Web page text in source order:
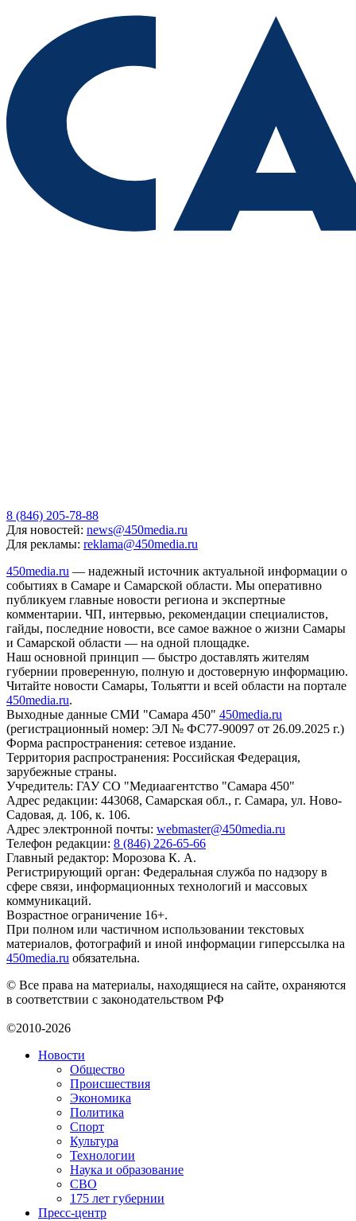
8 (846) 205-78-88
Для новостей: news@450media.ru
Для рекламы: reklama@450media.ru
450media.ru — надежный источник актуальной информации о
событиях в Самаре и Самарской области. Мы оперативно
публикуем главные новости региона и экспертные
комментарии. ЧП, интервью, рекомендации специалистов,
гайды, последние новости, все самое важное о жизни Самары
и Самарской области — на одной площадке.
Наш основной принцип — быстро доставлять жителям
губернии проверенную, полную и достоверную информацию.
Читайте новости Самары, Тольятти и всей области на портале
450media.ru.
Выходные данные СМИ "Самара 450" 450media.ru
(регистрационный номер: ЭЛ № ФС77-90097 от 26.09.2025 г.)
Форма распространения: сетевое издание.
Территория распространения: Российская Федерация,
зарубежные страны.
Учредитель: ГАУ СО "Медиаагентство "Самара 450"
Адрес редакции: 443068, Самарская обл., г. Самара, ул. Ново-
Садовая, д. 106, к. 106.
Адрес электронной почты: webmaster@450media.ru
Телефон редакции: 8 (846) 226-65-66
Главный редактор: Морозова К. А.
Регистрирующий орган: Федеральная служба по надзору в
сфере связи, информационных технологий и массовых
коммуникаций.
Возрастное ограничение 16+.
При полном или частичном использовании текстовых
материалов, фотографий и иной информации гиперссылка на
450media.ru обязательна.
© Все права на материалы, находящиеся на сайте, охраняются
в соответствии с законодательством РФ
©2010-2026
Новости
Общество
Происшествия
Экономика
Политика
Спорт
Культура
Технологии
Наука и образование
СВО
175 лет губернии
Пресс-центр